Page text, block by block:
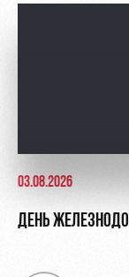
03.08.2026
ДЕНЬ